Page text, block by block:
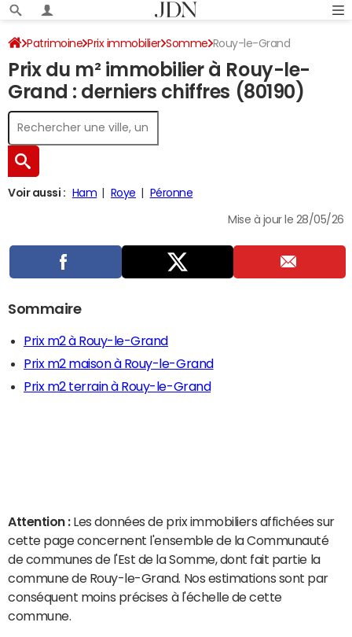
Patrimoine Prix immobilier Somme Rouy-le-Grand
Prix du m² immobilier à Rouy-le-
Grand : derniers chiffres (80190)
Voir aussi : Ham Roye Péronne
Mise à jour le 28/05/26
Sommaire
Prix m2 à Rouy-le-Grand
Prix m2 maison à Rouy-le-Grand
Prix m2 terrain à Rouy-le-Grand
Attention : Les données de prix immobiliers affichées sur
cette page concernent l'ensemble de la Communauté
de communes de l'Est de la Somme, dont fait partie la
commune de Rouy-le-Grand. Nos estimations sont par
conséquent moins précises à l'échelle de cette
commune.